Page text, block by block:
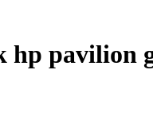
pavilion